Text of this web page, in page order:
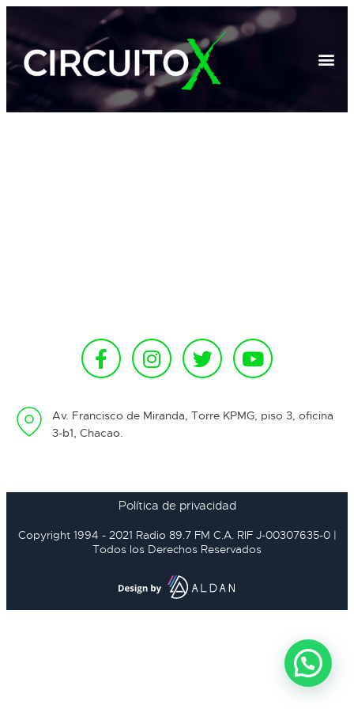
Av. Francisco de Miranda, Torre KPMG, piso 3, oficina
3-b1, Chacao.
Política de privacidad
Copyright 1994 - 2021 Radio 89.7 FM C.A. RIF J-00307635-0 |
Todos los Derechos Reservados